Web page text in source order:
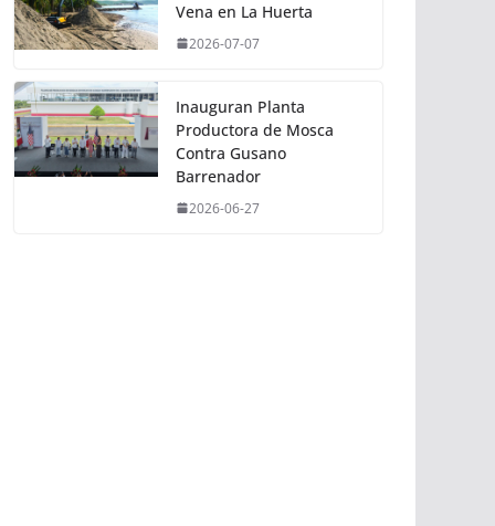
Vena en La Huerta
2026-07-07
Inauguran Planta
Productora de Mosca
Contra Gusano
Barrenador
2026-06-27